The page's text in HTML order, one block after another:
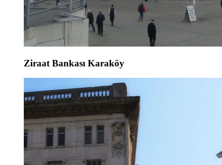
Ziraat Bankası Karaköy